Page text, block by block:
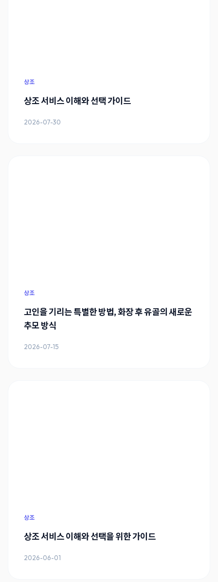
상조
상조 서비스 이해와 선택 가이드
2026-07-30
상조
고인을 기리는 특별한 방법, 화장 후 유골의 새로운
추모 방식
2026-07-15
상조
상조 서비스 이해와 선택을 위한 가이드
2026-06-01